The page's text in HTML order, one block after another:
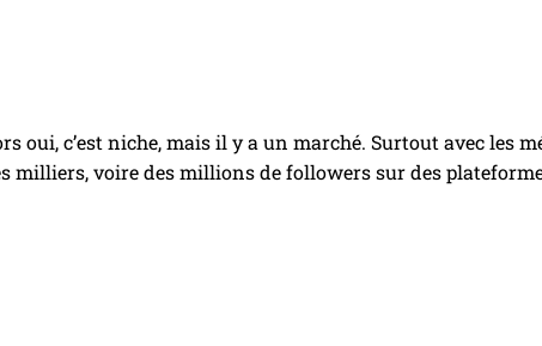
oui, c’est niche, mais il y a un marché. Surtout avec les
voire des millions de followers sur des